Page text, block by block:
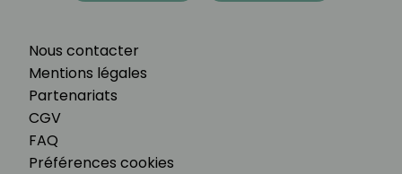
Nous contacter
Mentions légales
Partenariats
CGV
FAQ
Préférences cookies